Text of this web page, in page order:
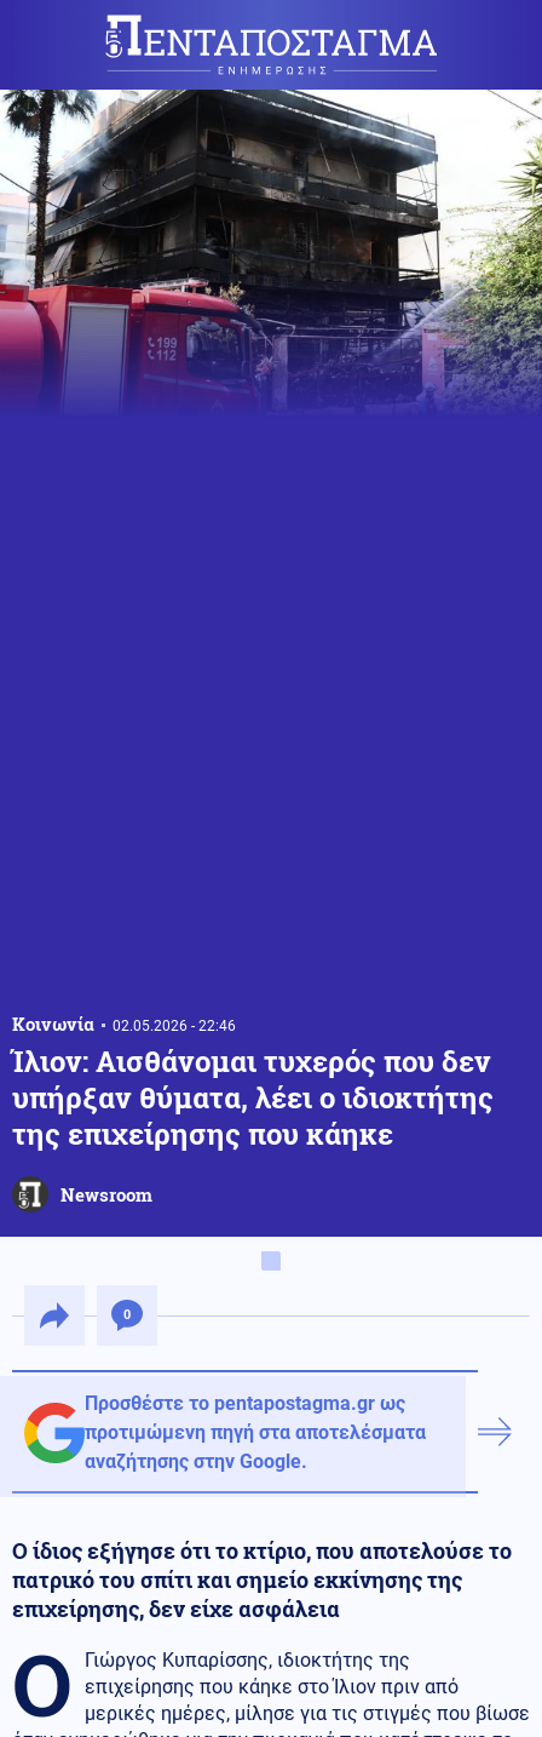
Κοινωνία 02.05.2026 - 22:46
Ίλιον: Αισθάνομαι τυχερός που δεν
υπήρξαν θύματα, λέει ο ιδιοκτήτης
της επιχείρησης που κάηκε
Newsroom
0
Προσθέστε το pentapostagma.gr ως
προτιμώμενη πηγή στα αποτελέσματα
αναζήτησης στην Google.
Ο ίδιος εξήγησε ότι το κτίριο, που αποτελούσε το
πατρικό του σπίτι και σημείο εκκίνησης της
επιχείρησης, δεν είχε ασφάλεια
Ο
Γιώργος Κυπαρίσσης, ιδιοκτήτης της
επιχείρησης που κάηκε στο Ίλιον πριν από
μερικές ημέρες, μίλησε για τις στιγμές που βίωσε